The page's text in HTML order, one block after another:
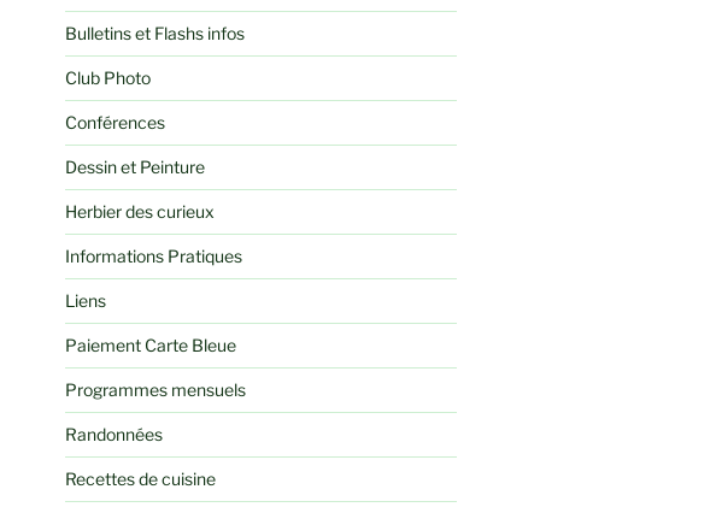
Bulletins et Flashs infos
Club Photo
Conférences
Dessin et Peinture
Herbier des curieux
Informations Pratiques
Liens
Paiement Carte Bleue
Programmes mensuels
Randonnées
Recettes de cuisine